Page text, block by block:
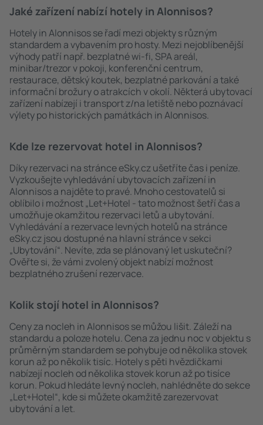
Jaké zařízení nabízí hotely in Alonnisos?
Hotely in Alonnisos se řadí mezi objekty s různým
standardem a vybavením pro hosty. Mezi nejoblíbenější
výhody patří např. bezplatné wi-fi, SPA areál,
minibar/trezor v pokoji, konferenční centrum,
restaurace, dětský koutek, bezplatné parkování a také
informační brožury o atrakcích v okolí. Některá ubytovací
zařízení nabízejí i transport z/na letiště nebo poznávací
výlety po historických památkách in Alonnisos.
Kde lze rezervovat hotel in Alonnisos?
Díky rezervaci na stránce eSky.cz ušetříte čas i peníze.
Vyzkoušejte vyhledávání ubytovacích zařízení in
Alonnisos a najděte to pravé. Mnoho cestovatelů si
oblíbilo i možnost „Let+Hotel - tato možnost šetří čas a
umožňuje okamžitou rezervaci letů a ubytování.
Vyhledávání a rezervace levných hotelů na stránce
eSky.cz jsou dostupné na hlavní stránce v sekci
„Ubytování“. Nevíte, zda se plánovaný let uskuteční?
Ověřte si, že vámi zvolený objekt nabízí možnost
bezplatného zrušení rezervace.
Kolik stojí hotel in Alonnisos?
Ceny za nocleh in Alonnisos se můžou lišit. Záleží na
standardu a poloze hotelu. Cena za jednu noc v objektu s
průměrným standardem se pohybuje od několika stovek
korun až po několik tisíc. Hotely s pěti hvězdičkami
nabízejí nocleh od několika stovek korun až po tisíce
korun. Pokud hledáte levný nocleh, nahlédněte do sekce
„Let+Hotel“, kde si můžete okamžitě zarezervovat
ubytování a let.